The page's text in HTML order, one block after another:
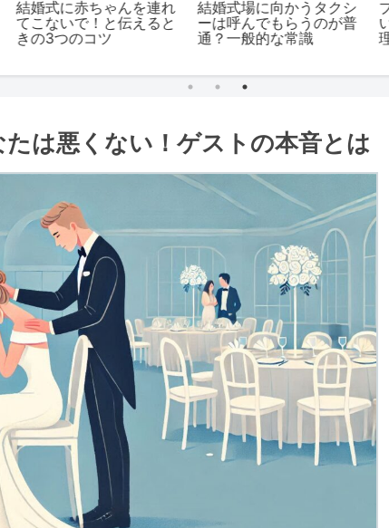
れ
と
結婚式場に向かうタクシ
ーは呼んでもらうのが普
通？一般的な常識
ブーケトスを誰も取らな
いのはありがち！3つの
理由とは？
は悪くない！ゲストの本音とは